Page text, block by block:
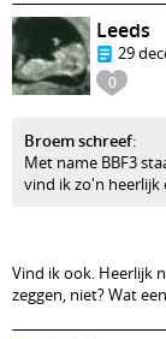
0
Leeds
29
Broem schreef:
Met name BBF3
vind ik zo'n
Vind ik ook. Heerlijk
zeggen, niet? Wat